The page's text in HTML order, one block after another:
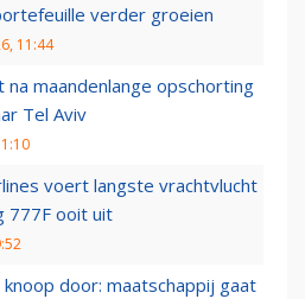
verder groeien
11:44
na maandenlange opschorting
Tel Aviv
voert langste vrachtvlucht
777F ooit uit
knoop door: maatschappij gaat